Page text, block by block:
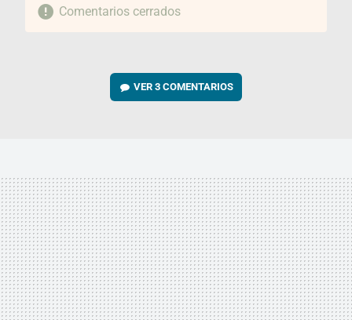
Comentarios cerrados
VER3 COMENTARIOS